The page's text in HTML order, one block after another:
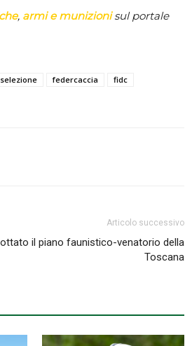
, armi e munizionisul portale
federcaccia
fidc
Articolo successivo
il piano faunistico-venatorio della
Toscana